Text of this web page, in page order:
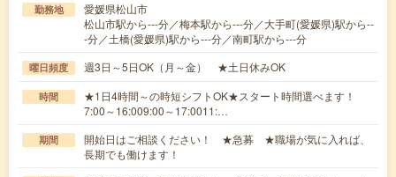
勤務地
愛媛県松山市
松山市駅から---分／梅本駅から---分／大手町(愛媛県)駅から--
-分／土橋(愛媛県)駅から---分／南町駅から---分
曜日頻度 週3日～5日OK（月～金） ★土日休みOK
時間
★1日4時間～の時短シフトOK★スタート時間選べます！
7:00～16:009:00～17:0011:…
期間
開始日はご相談ください！ ★急募 ★職場が気に入れば、
長期でも働けます！